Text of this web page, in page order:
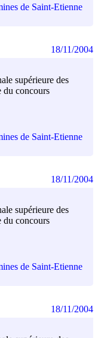
de Saint-Etienne
supérieure des
du concours
de Saint-Etienne
18/11/2004
supérieure des
du concours
de Saint-Etienne
18/11/2004
18/11/2004